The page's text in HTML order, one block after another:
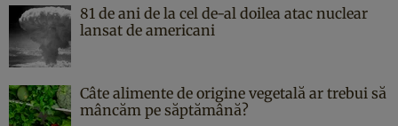
81 de ani de la cel de-al doilea atac nuclear
lansat de americani
Câte alimente de origine vegetală ar trebui să
mâncăm pe săptămână?